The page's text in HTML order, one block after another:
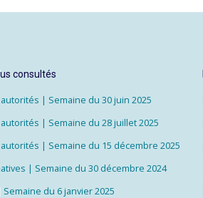
consultés
| Semaine du 30 juin 2025
| Semaine du 28 juillet 2025
| Semaine du 15 décembre 2025
| Semaine du 30 décembre 2024
du 6 janvier 2025